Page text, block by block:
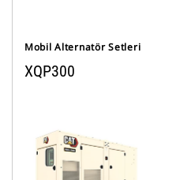
Mobil Alternatör Setleri
XQP300